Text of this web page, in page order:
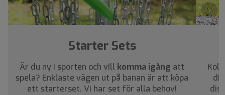
›
Starter Sets
Är du ny i sporten och vill komma igång att
spela? Enklaste vägen ut på banan är att köpa
ett starterset. Vi har set för alla behov!